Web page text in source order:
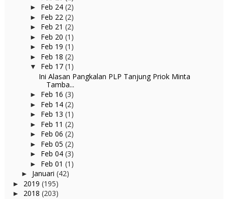
► Feb 24 (2)
► Feb 22 (2)
► Feb 21 (2)
► Feb 20 (1)
► Feb 19 (1)
► Feb 18 (2)
▼ Feb 17 (1)
Ini Alasan Pangkalan PLP Tanjung Priok Minta
Tamba...
► Feb 16 (3)
► Feb 14 (2)
► Feb 13 (1)
► Feb 11 (2)
► Feb 06 (2)
► Feb 05 (2)
► Feb 04 (3)
► Feb 01 (1)
► Januari (42)
► 2019 (195)
► 2018 (203)